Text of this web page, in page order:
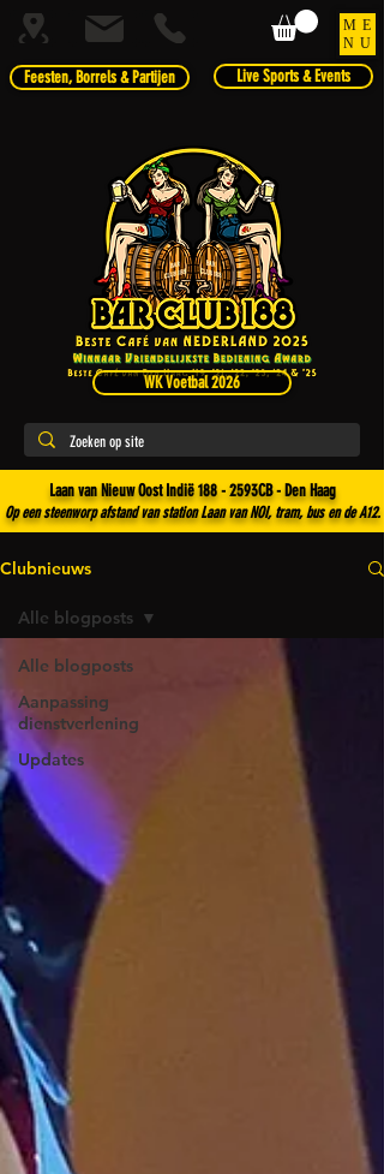
Feesten, Borrels & Partijen
ME
NU
Live Sports & Events
Laan van Nieuw Oost Indië 188 - 2593CB - Den Haag
Op een steenworp afstand van station Laan van NOI, tram, bus en de A12.
WK Voetbal 2026
Clubnieuws
Alle blogposts
Aanpassing
dienstverlening
Updates
Alle blogposts